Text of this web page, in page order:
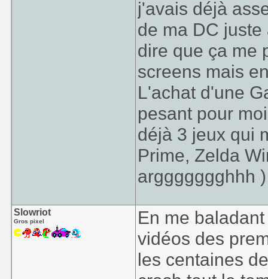
j'avais déjà
de ma DC
dire que ça me
screens mais
L'achat d'une
pesant pour
déjà 3 jeux qui
Prime, Zelda
arggggggghhh )
Slowriot
Gros pixel
En me
vidéos des
les centaines